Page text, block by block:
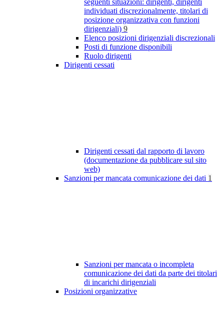
seguenti situazioni: dirigenti, dirigenti
individuati discrezionalmente, titolari di
posizione organizzativa con funzioni
dirigenziali) 9
Elenco posizioni dirigenziali discrezionali
Posti di funzione disponibili
Ruolo dirigenti
Dirigenti cessati
Dirigenti cessati dal rapporto di lavoro
(documentazione da pubblicare sul sito
web)
Sanzioni per mancata comunicazione dei dati 1
Sanzioni per mancata o incompleta
comunicazione dei dati da parte dei titolari
di incarichi dirigenziali
Posizioni organizzative